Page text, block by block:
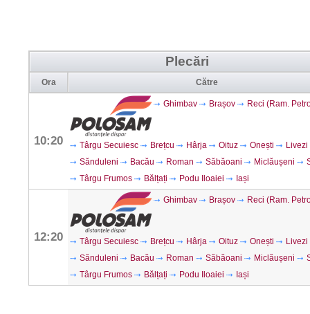
Plecări
Ora Către
10:20
Ghimbav Brașov Reci (Ram.
Târgu Secuiesc Brețcu Hârja Oituz Onești
Livezi
Sănduleni
Bacău Roman Săbăoani Miclăușeni
Târgu Frumos
Bălțați Podu Iloaiei Iași
12:20
Ghimbav Brașov Reci (Ram.
Târgu Secuiesc Brețcu Hârja Oituz Onești
Livezi
Sănduleni
Bacău Roman Săbăoani Miclăușeni
Târgu Frumos
Bălțați Podu Iloaiei Iași